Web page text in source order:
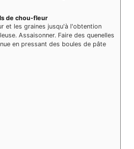
de chou-fleur
et les graines jusqu'à l'obtention
Assaisonner. Faire des quenelles
en pressant des boules de pâte